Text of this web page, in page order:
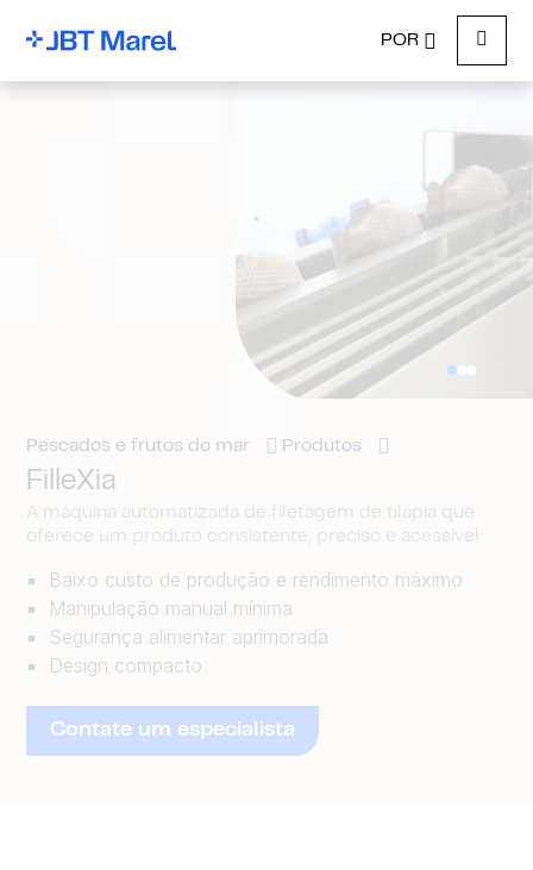
POR
Menu
Pescados e frutos do mar Produtos
FilleXia
A máquina automatizada de filetagem de tilápia que
oferece um produto consistente, preciso e acessível
Baixo custo de produção e rendimento máximo
Manipulação manual mínima
Segurança alimentar aprimorada
Design compacto
Contate um especialista